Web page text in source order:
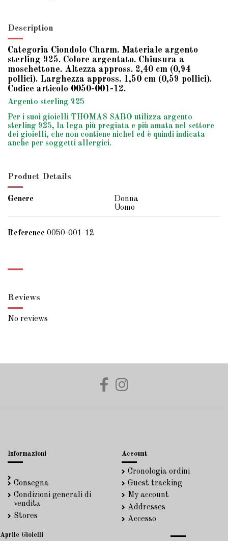
Description
Categoria Ciondolo Charm. Materiale argento
sterling 925. Colore argentato. Chiusura a
moschettone. Altezza appross. 2,40 cm (0,94
pollici). Larghezza appross. 1,50 cm (0,59 pollici).
Codice articolo 0050-001-12.
Argento sterling 925
Per i suoi gioielli THOMAS SABO utilizza argento
sterling 925, la lega più pregiata e più amata nel settore
dei gioielli, che non contiene nichel ed è quindi indicata
anche per soggetti allergici.
Product Details
Genere
Donna
Uomo
Reference 0050-001-12
Reviews
No reviews
Informazioni
Consegna
Condizioni generali di
vendita
Stores
Account
Cronologia ordini
Guest tracking
My account
Addresses
Accesso
Aprile Gioielli